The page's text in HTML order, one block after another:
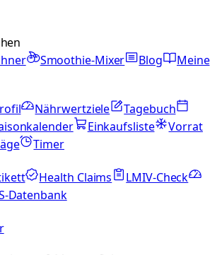
Smoothie-Mixer Blog
Meine
Nährwertziele
Tagebuch
Einkaufsliste
Vorrat
Timer
Health Claims
LMIV-Check
Datenbank